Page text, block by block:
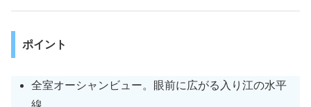
ポイント
全室オーシャンビュー。眼前に広がる入り江の水平